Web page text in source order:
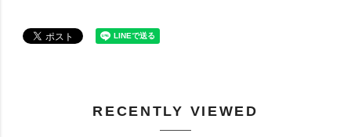
RECENTLY VIEWED